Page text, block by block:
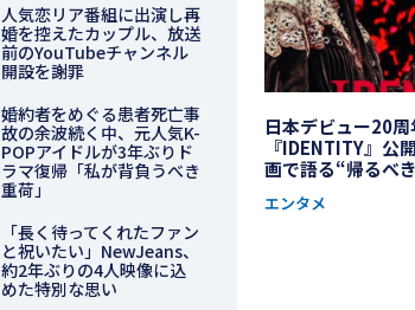
人気恋リア番組に出演し再
婚を控えたカップル、放送
前のYouTubeチャンネル
開設を謝罪
婚約者をめぐる患者死亡事
故の余波続く中、元人気K-
POPアイドルが3年ぶりド
ラマ復帰「私が背負うべき
重荷」
「長く待ってくれたファン
と祝いたい」NewJeans、
約2年ぶりの4人映像に込
めた特別な思い
日本デビュー20
『IDENTITY』
画で語る“帰るべ
エンタメ